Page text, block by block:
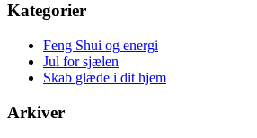
Kategorier
Feng Shui og energi
Jul for sjælen
Skab glæde i dit hjem
Arkiver